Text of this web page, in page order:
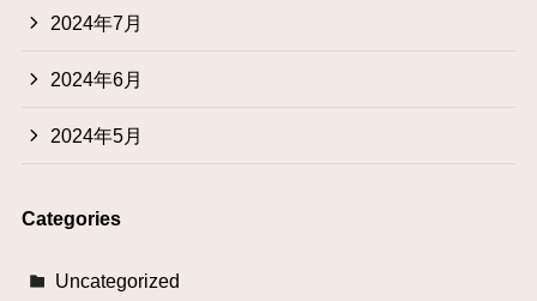
2024年7月
2024年6月
2024年5月
Categories
Uncategorized